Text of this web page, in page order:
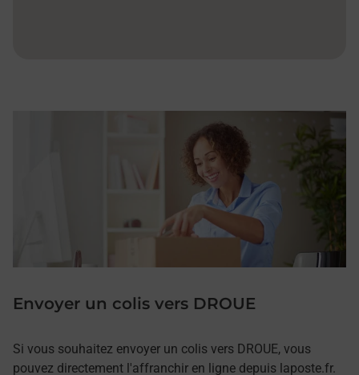
Envoyer un colis vers DROUE
Si vous souhaitez envoyer un colis vers DROUE, vous
pouvez directement l'affranchir en ligne depuis laposte.fr.